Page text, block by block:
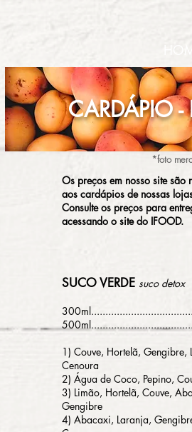
CARDÁPIO -
*foto
Os preços em nosso site são
aos cardápios de nossas
Consulte os preços para
acessando o site do IFOOD.
SUCO VERDE suco detox
1) Couve, Hortelã, Gengibre,
Cenoura
2) Água de Coco, Pepino,
3) Limão, Hortelã, Couve,
Gengibre
4) Abacaxi, Laranja,